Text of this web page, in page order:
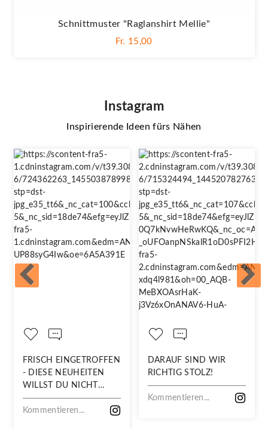
Schnittmuster "Raglanshirt Mellie"
Fr. 15,00
Instagram
Inspirierende Ideen fürs Nähen
FRISCH EINGETROFFEN
- DIESE NEUHEITEN
WILLST DU NICHT
VERPASSEN!
Kommentieren...
DARAUF SIND WIR
RICHTIG STOLZ!
Kommentieren...